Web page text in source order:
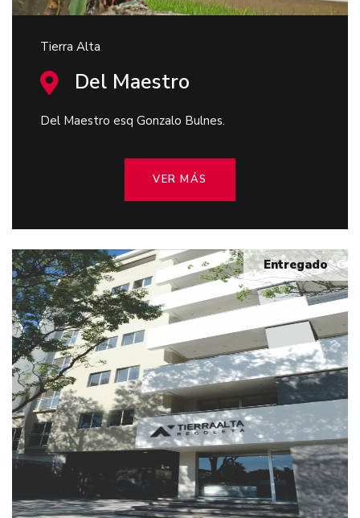
Tierra Alta
Del Maestro
Del Maestro esq Gonzalo Bulnes.
VER MÁS
Entregado